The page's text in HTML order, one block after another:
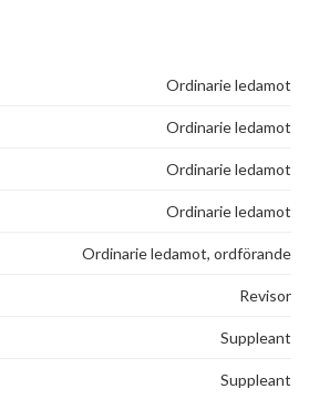
Ordinarie ledamot
Ordinarie ledamot
Ordinarie ledamot
Ordinarie ledamot
Ordinarie ledamot, ordförande
Revisor
Suppleant
Suppleant